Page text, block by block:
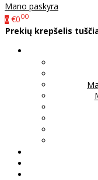
Mano paskyra
0 €000
Prekių krepšelis